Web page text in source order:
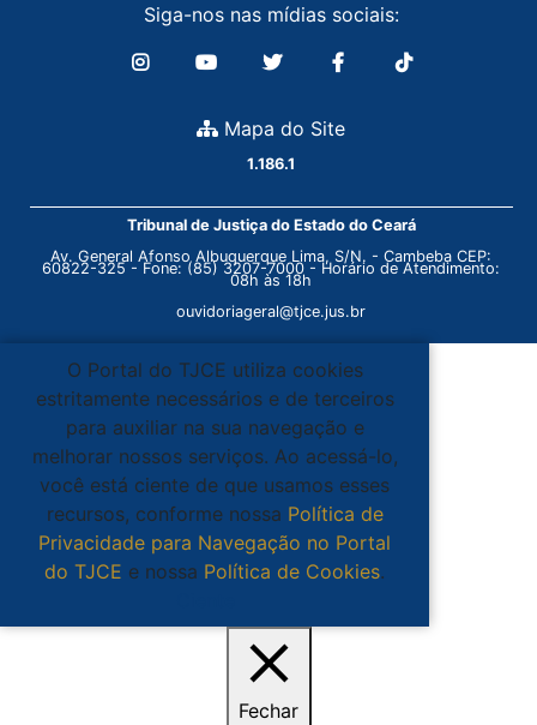
Siga-nos nas mídias sociais:
Mapa do Site
1.186.1
Tribunal de Justiça do Estado do Ceará
Av. General Afonso Albuquerque Lima, S/N. - Cambeba CEP:
60822-325 - Fone: (85) 3207-7000 - Horário de Atendimento:
08h às 18h
ouvidoriageral@tjce.jus.br
O Portal do TJCE utiliza cookies
estritamente necessários e de terceiros
para auxiliar na sua navegação e
melhorar nossos serviços. Ao acessá-lo,
você está ciente de que usamos esses
recursos, conforme nossa Política de
Privacidade para Navegação no Portal
do TJCE e nossa Política de Cookies.
Fechar